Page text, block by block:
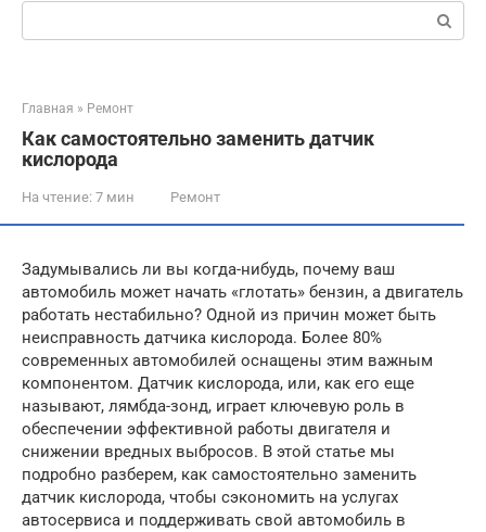
Поиск:
Главная » Ремонт
Как самостоятельно заменить датчик
кислорода
На чтение: 7 мин Ремонт
Задумывались ли вы когда-нибудь, почему ваш
автомобиль может начать «глотать» бензин, а двигатель
работать нестабильно? Одной из причин может быть
неисправность датчика кислорода. Более 80%
современных автомобилей оснащены этим важным
компонентом. Датчик кислорода, или, как его еще
называют, лямбда-зонд, играет ключевую роль в
обеспечении эффективной работы двигателя и
снижении вредных выбросов. В этой статье мы
подробно разберем, как самостоятельно заменить
датчик кислорода, чтобы сэкономить на услугах
автосервиса и поддерживать свой автомобиль в